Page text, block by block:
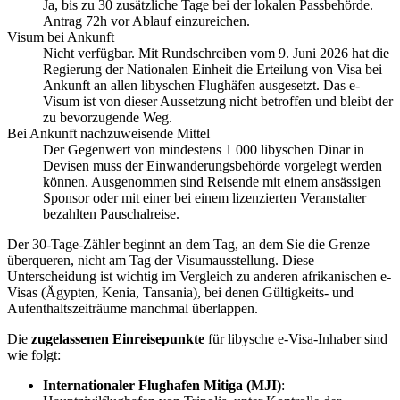
Ja, bis zu 30 zusätzliche Tage bei der lokalen Passbehörde.
Antrag 72h vor Ablauf einzureichen.
Visum bei Ankunft
Nicht verfügbar. Mit Rundschreiben vom 9. Juni 2026 hat die
Regierung der Nationalen Einheit die Erteilung von Visa bei
Ankunft an allen libyschen Flughäfen ausgesetzt. Das e-
Visum ist von dieser Aussetzung nicht betroffen und bleibt der
zu bevorzugende Weg.
Bei Ankunft nachzuweisende Mittel
Der Gegenwert von mindestens 1 000 libyschen Dinar in
Devisen muss der Einwanderungsbehörde vorgelegt werden
können. Ausgenommen sind Reisende mit einem ansässigen
Sponsor oder mit einer bei einem lizenzierten Veranstalter
bezahlten Pauschalreise.
Der 30-Tage-Zähler beginnt an dem Tag, an dem Sie die Grenze
überqueren, nicht am Tag der Visumausstellung. Diese
Unterscheidung ist wichtig im Vergleich zu anderen afrikanischen e-
Visas (Ägypten, Kenia, Tansania), bei denen Gültigkeits- und
Aufenthaltszeiträume manchmal überlappen.
Die zugelassenen Einreisepunkte für libysche e-Visa-Inhaber sind
wie folgt:
Internationaler Flughafen Mitiga (MJI):